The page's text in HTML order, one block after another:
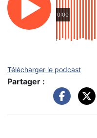
0:00
Télécharger le podcast
Partager :